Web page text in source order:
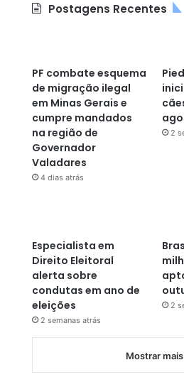
Postagens Recentes
PF combate esquema
de migração ilegal
em Minas Gerais e
cumpre mandados
na região de
Governador
Valadares
4 dias atrás
2
Especialista em
Direito Eleitoral
alerta sobre
condutas em ano de
eleições
2 semanas atrás
2
Mostrar mais